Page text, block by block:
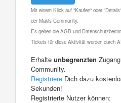
Mit einem Klick auf "Kaufen" oder
der Makis Community.
Es gelten die AGB und
Tickets für diese Aktivität werden durch
Erhalte unbegrenzten
Community.
Registriere Dich dazu
Sekunden!
Registrierte Nutzer können: